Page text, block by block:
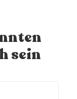
sein